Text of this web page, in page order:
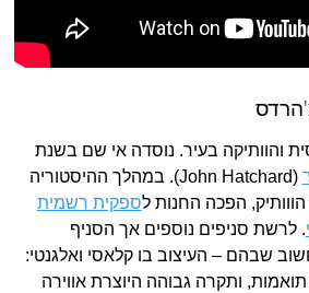
והוותיקה בעיר. נוסדה אי שם בשנת
(John Hatchard). במהלך ההיסטוריה
הפכה החנות לספקית רשמית
. לרשת סניפים נוספים אך הסניף
שבהם – העיצוב בו קלאסי ואלגנטי:
ותקרה גבוהה היוצרת אווירה